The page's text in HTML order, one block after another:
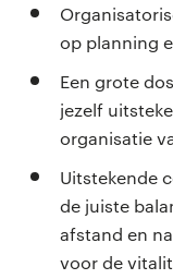
op planning
Een grote
jezelf
organisatie
Uitstekende
de juiste
afstand en
voor de